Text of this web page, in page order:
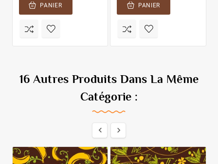
PANIER PANIER
16 Autres Produits Dans La Même
Catégorie :
 